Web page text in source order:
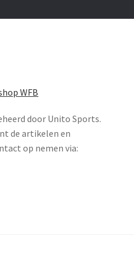
WFB
door Unito Sports.
de artikelen en
op nemen via: